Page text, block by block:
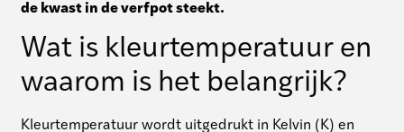
de kwast in de verfpot steekt.
Wat is kleurtemperatuur en
waarom is het belangrijk?
Kleurtemperatuur wordt uitgedrukt in Kelvin (K) en